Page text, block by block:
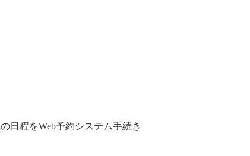
日程をWeb予約システム手続き